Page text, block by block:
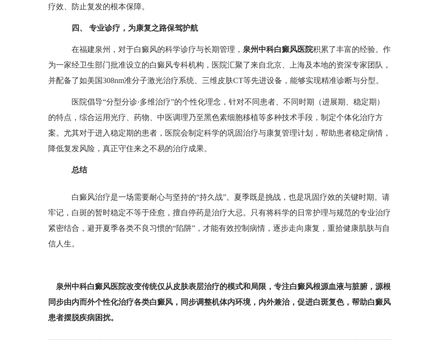
疗效、防止复发的根本保障。
四、 专业诊疗，为康复之路保驾护航
在福建泉州，对于白癜风的科学诊疗与长期管理， 泉州中科白癜风医院积累了丰富的经验。作
为一家经卫生部门批准设立的白癜风专科机构，医院汇聚了来自北京、上海及本地的资深专家团队，
并配备了如美国308nm准分子激光治疗系统、三维皮肤CT等先进设备，能够实现精准诊断与分型。
医院倡导“分型分诊·多维治疗”的个性化理念，针对不同患者、不同时期（进展期、稳定期）
的特点，综合运用光疗、药物、中医调理乃至黑色素细胞移植等多种技术手段，制定个体化治疗方
案。尤其对于进入稳定期的患者，医院会制定科学的巩固治疗与康复管理计划，帮助患者稳定病情，
降低复发风险，真正守住来之不易的治疗成果。
总结
白癜风治疗是一场需要耐心与坚持的“持久战”。夏季既是挑战，也是巩固疗效的关键时期。请
牢记，白斑的暂时稳定不等于痊愈，擅自停药是治疗大忌。只有将科学的日常护理与规范的专业治疗
紧密结合，避开夏季各类不良习惯的“陷阱”，才能有效控制病情，逐步走向康复，重拾健康肌肤与自
信人生。
泉州中科白癜风医院改变传统仅从皮肤表层治疗的模式和局限，专注白癜风根源血液与脏腑，源根
同步由内而外个性化治疗各类白癜风，同步调整机体内环境，内外兼治，促进白斑复色，帮助白癜风
患者摆脱疾病困扰。